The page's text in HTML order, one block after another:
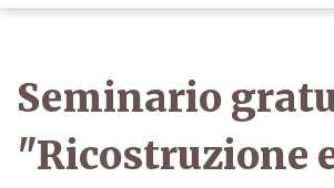
Seminario
"Ricostruzione